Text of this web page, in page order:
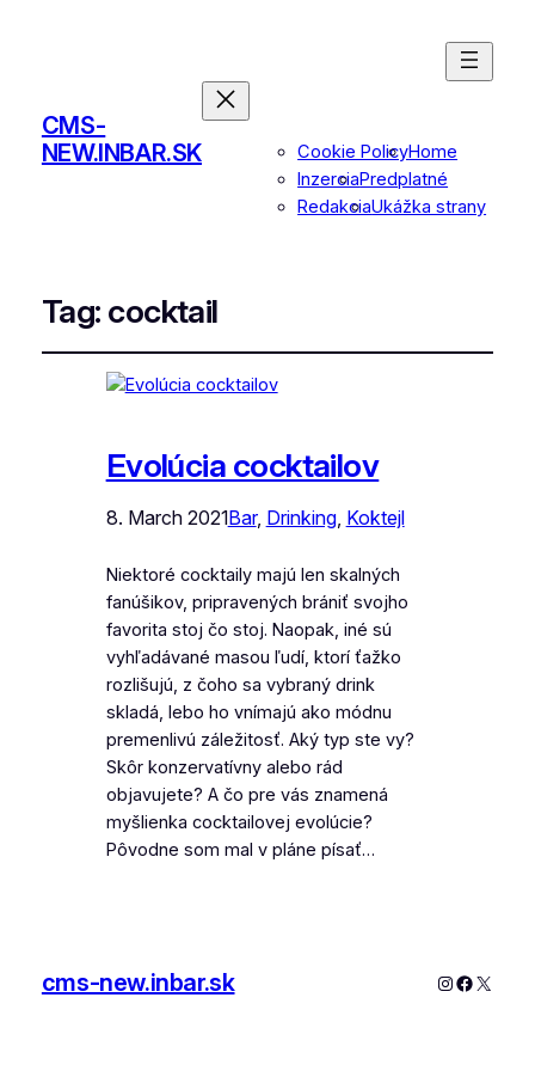
CMS-
NEW.INBAR.SK
Cookie PolicyHome
InzerciaPredplatné
RedakciaUkážka strany
Tag: cocktail
Evolúcia cocktailov
8. March 2021Bar, Drinking, Koktejl
Niektoré cocktaily majú len skalných
fanúšikov, pripravených brániť svojho
favorita stoj čo stoj. Naopak, iné sú
vyhľadávané masou ľudí, ktorí ťažko
rozlišujú, z čoho sa vybraný drink
skladá, lebo ho vnímajú ako módnu
premenlivú záležitosť. Aký typ ste vy?
Skôr konzervatívny alebo rád
objavujete? A čo pre vás znamená
myšlienka cocktailovej evolúcie?
Pôvodne som mal v pláne písať…
cms-new.inbar.sk Instagram
X